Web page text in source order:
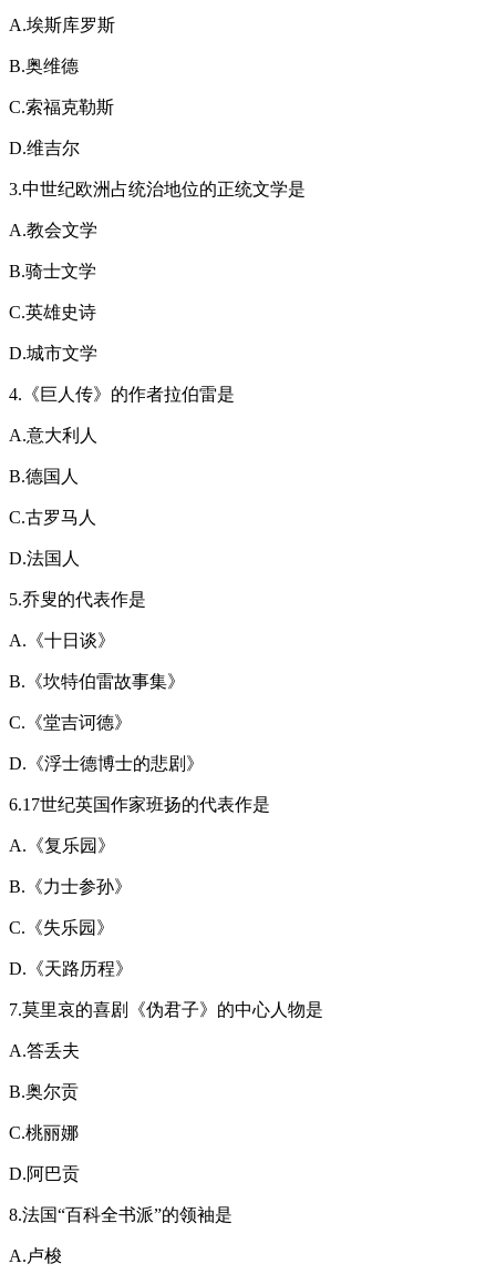
A.埃斯库罗斯
B.奥维德
C.索福克勒斯
D.维吉尔
3.中世纪欧洲占统治地位的正统文学是
A.教会文学
B.骑士文学
C.英雄史诗
D.城市文学
4.《巨人传》的作者拉伯雷是
A.意大利人
B.德国人
C.古罗马人
D.法国人
5.乔叟的代表作是
A.《十日谈》
B.《坎特伯雷故事集》
C.《堂吉诃德》
D.《浮士德博士的悲剧》
6.17世纪英国作家班扬的代表作是
A.《复乐园》
B.《力士参孙》
C.《失乐园》
D.《天路历程》
7.莫里哀的喜剧《伪君子》的中心人物是
A.答丢夫
B.奥尔贡
C.桃丽娜
D.阿巴贡
8.法国“百科全书派”的领袖是
A.卢梭